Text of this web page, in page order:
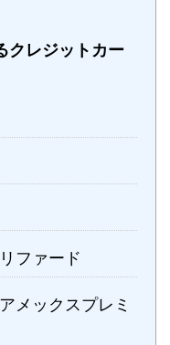
クレジットカー
ファード
メックスプレミ